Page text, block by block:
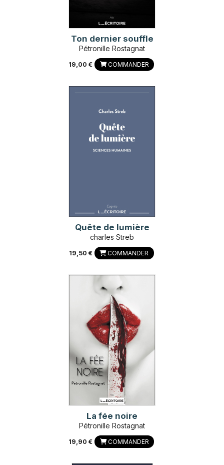
Ton dernier souffle
Pétronille Rostagnat
19,00 € COMMANDER
Quête de lumière
charles Streb
19,50 € COMMANDER
La fée noire
Pétronille Rostagnat
19,90 € COMMANDER